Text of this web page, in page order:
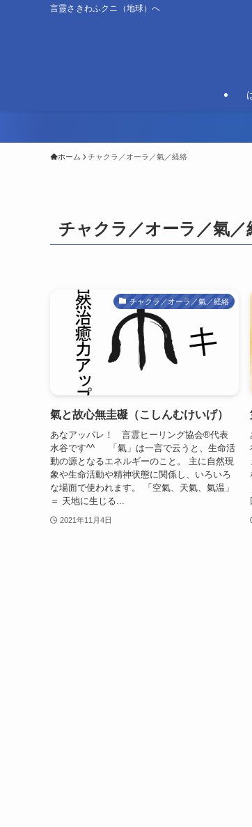
言靈さきわふクニ（地球）へ
ホーム チャクラ／オーラ／氣／経絡
チャクラ／オーラ／氣／
チャクラ／オーラ／氣／経絡
氣と故心無圭礙（こしんむけいげ）
あなアッパレ！ 言霊ヒーリング協会®代表
水谷です^^ 「氣」は一言で云うと、生命活
動の源となるエネルギーのこと。 主に自然現
象や生命活動や精神状態に関係し、いろいろ
な場面で使われます。 「空氣、天氣、氣温」
＝ 天地に生じる...
2021年11月4日